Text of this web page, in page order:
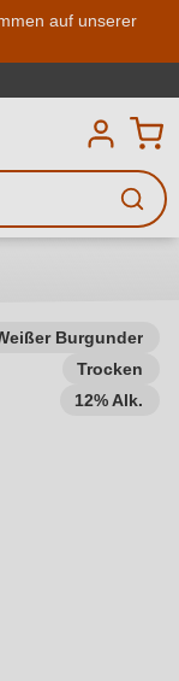
springen
auf unserer
Burgunder
Trocken
12% Alk.